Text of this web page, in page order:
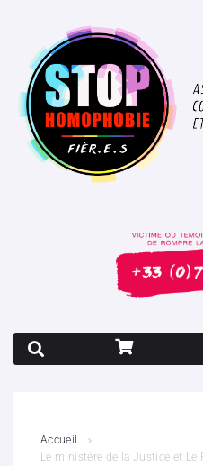
Accueil
Le ministère de la Justice et